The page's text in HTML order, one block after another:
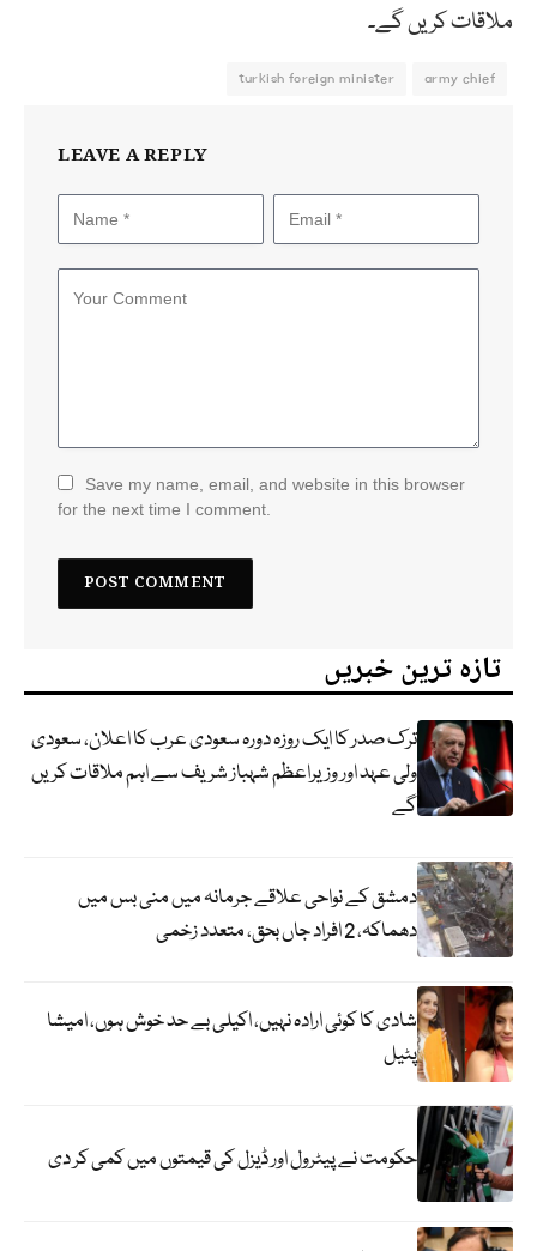
ملاقات کریں گے۔
army chief
turkish foreign minister
LEAVE A REPLY
Save my name, email, and website in this browser
for the next time I comment.
تازہ ترین خبریں
ترک صدر کا ایک روزہ دورہ سعودی عرب کا اعلان، سعودی
ولی عہد اور وزیراعظم شہباز شریف سے اہم ملاقات کریں
گے
دمشق کے نواحی علاقے جرمانہ میں منی بس میں
دھماکہ، 2 افراد جاں بحق، متعدد زخمی
شادی کا کوئی ارادہ نہیں، اکیلی بے حد خوش ہوں، امیشا
پٹیل
حکومت نے پیٹرول اور ڈیزل کی قیمتوں میں کمی کر دی